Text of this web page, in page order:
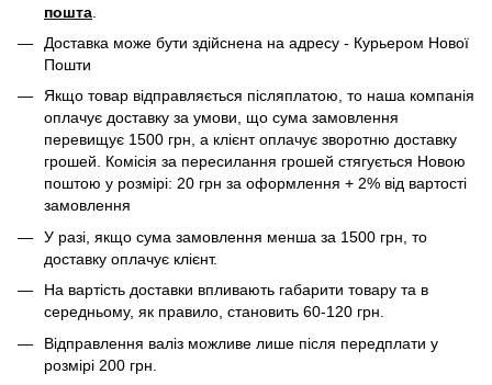
пошта
Доставка може бути здійснена на адресу - Курьером Нової
Пошти
Якщо товар відправляється післяплатою, то наша компанія
оплачує доставку за умови, що сума замовлення
перевищує 1500 грн, а клієнт оплачує зворотню доставку
грошей. Комісія за пересилання грошей стягується Новою
поштою у розмірі: 20 грн за оформлення + 2% від вартості
замовлення
У разі, якщо сума замовлення менша за 1500 грн, то
доставку оплачує клієнт.
На вартість доставки впливають габарити товару та в
середньому, як правило, становить 60-120 грн.
Відправлення валіз можливе лише після передплати у
розмірі 200 грн.